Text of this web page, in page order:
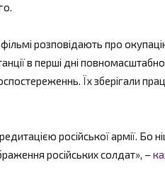
розповідають про
в перші дні
Їх зберігали
російської армії. Бо
російських солдат», –